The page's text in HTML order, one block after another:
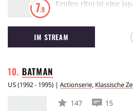
7.9
Erufen rîto) ist eine
dem jungen Mädchen
Erinnerung eines
Studenten Kohta und
einer
IM STREAM
BATMAN
US(1992 - 1995) | Actionserie, Klassische
147
15